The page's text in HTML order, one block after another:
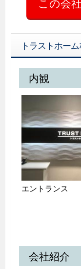
トラストホー
内観
エントランス
会社紹介